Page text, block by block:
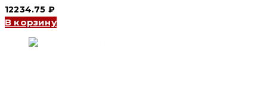
12234.75 ₽
В корзину